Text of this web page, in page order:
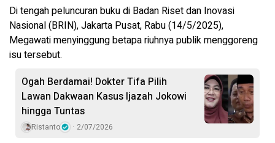
Di tengah peluncuran buku di Badan Riset dan Inovasi
Nasional (BRIN), Jakarta Pusat, Rabu (14/5/2025),
Megawati menyinggung betapa riuhnya publik menggoreng
isu tersebut.
Ogah Berdamai! Dokter Tifa Pilih
Lawan Dakwaan Kasus Ijazah Jokowi
hingga Tuntas
Ristanto 2/07/2026